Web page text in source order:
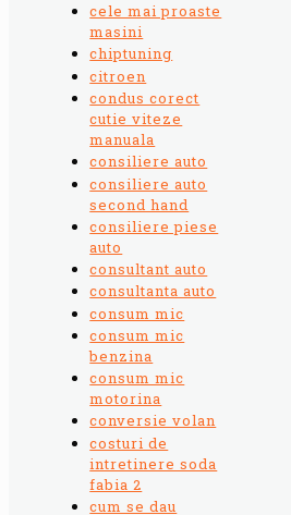
cele mai proaste
masini
chiptuning
citroen
condus corect
cutie viteze
manuala
consiliere auto
consiliere auto
second hand
consiliere piese
auto
consultant auto
consultanta auto
consum mic
consum mic
benzina
consum mic
motorina
conversie volan
costuri de
intretinere soda
fabia 2
cum se dau